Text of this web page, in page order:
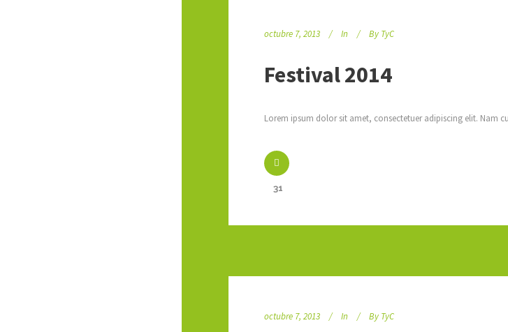
octubre 7, 2013 In By TyC
Festival 2014
Lorem ipsum dolor sit amet, consectetuer adipiscing elit. Nam
31
octubre 7, 2013 In By TyC